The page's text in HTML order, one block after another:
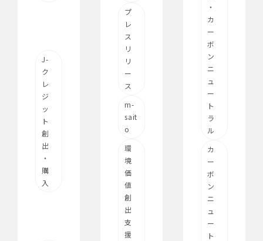
J-
ク
レ
ジ
ッ
ト
創
出
・
購
入
プ
レ
ス
リ
リ
ー
ス
m-
sait
o
環
境
価
値
創
出
支
援
・
カ
ー
ボ
ン
ニ
ュ
ー
ト
ラ
ル
カ
ー
ボ
ン
ニ
ュ
ー
ト